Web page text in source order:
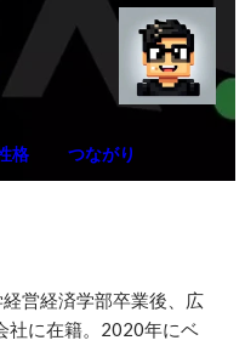
格 つながり
営経済学部卒業後、広
社に在籍。2020年にベ